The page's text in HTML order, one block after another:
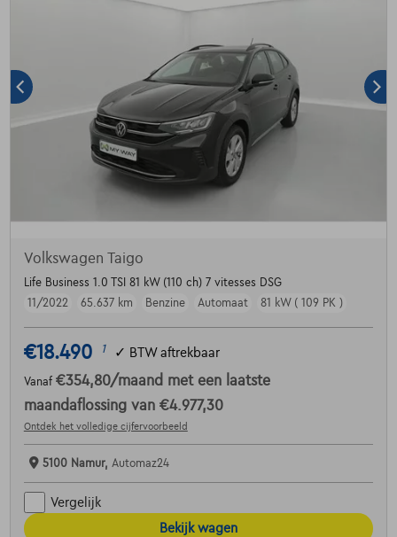
Volkswagen Taigo
Life Business 1.0 TSI 81 kW (110 ch) 7 vitesses DSG
11/2022
65.637 km Benzine Automaat 81 kW ( 109 PK )
€18.490 1 ✓ BTW aftrekbaar
Vanaf €354,80/maand met een laatste
maandaflossing van €4.977,30
Ontdek het volledige cijfervoorbeeld
5100 Namur, Automaz24
Vergelijk
Bekijk wagen